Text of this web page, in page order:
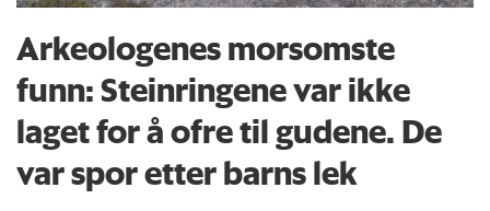
Arkeologenes morsomste
funn: Steinringene var ikke
laget for å ofre til gudene. De
var spor etter barns lek